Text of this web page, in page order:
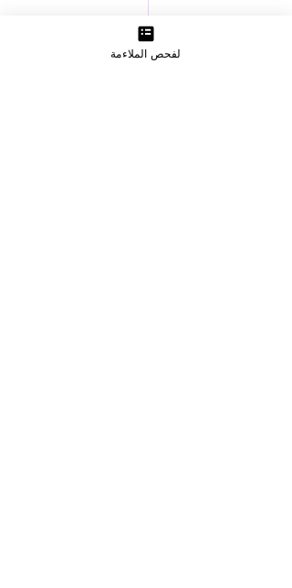
צרו קשר
لفحص الملاءمة